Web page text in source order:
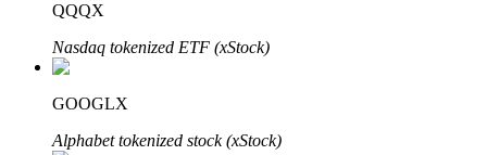
QQQX
Nasdaq tokenized ETF (xStock)
GOOGLX
Alphabet tokenized stock (xStock)